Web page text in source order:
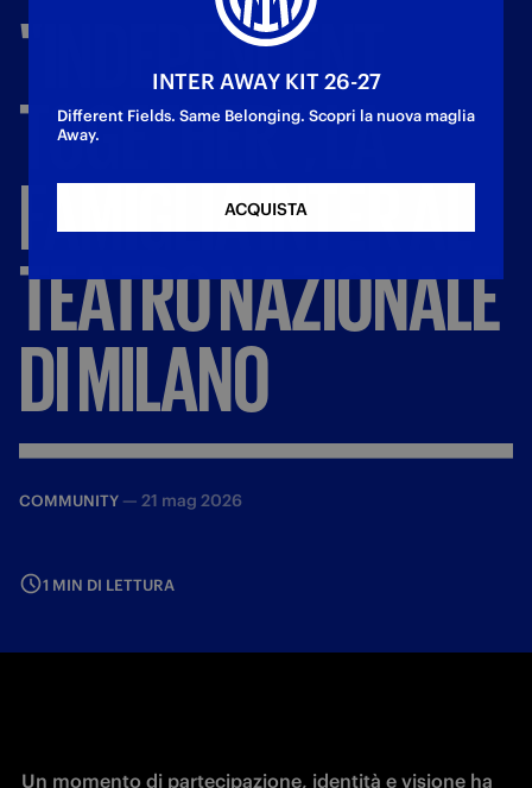
"INDEPENDENT
TOGETHER",LA
FAMIGLIAINTERAL
TEATRONAZIONALE
DIMILANO
COMMUNITY — 21 mag 2026
1 MIN DI LETTURA
Un momento di partecipazione, identità e visione ha
INTER AWAY KIT 26-27
Different Fields. Same Belonging. Scopri la nuova maglia
Away.
ACQUISTA